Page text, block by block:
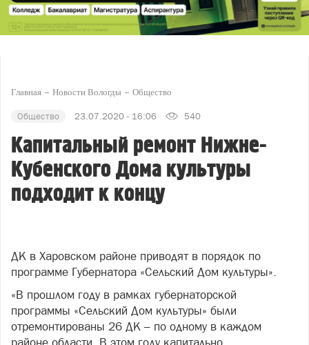
Главная Новости Вологды Общество
Общество 23.07.2020 - 16:06 540
Капитальный ремонт Нижне-
Кубенского Дома культуры
подходит к концу
ДК в Харовском районе приводят в порядок по
программе Губернатора «Сельский Дом культуры».
«В прошлом году в рамках губернаторской
программы «Сельский Дом культуры» были
отремонтированы 26 ДК – по одному в каждом
районе области. В этом году капитально